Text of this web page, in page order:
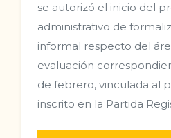
se autorizó el inicio del
administrativo de
informal respecto del
evaluación
de febrero, vinculada al
inscrito en la Partida